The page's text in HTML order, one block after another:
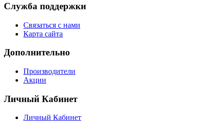
Служба поддержки
Связаться с нами
Карта сайта
Дополнительно
Производители
Акции
Личный Кабинет
Личный Кабинет